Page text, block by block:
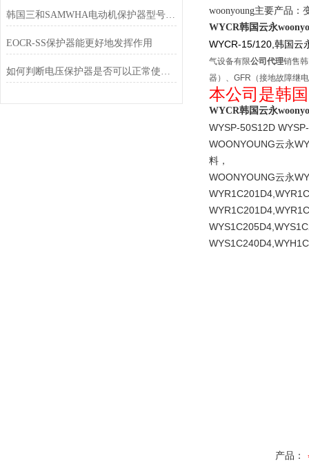
韩国三和SAMWHA电动机保护器型号大全
EOCR-SS保护器能更好地发挥作用
如何判断电压保护器是否可以正常使用？
woonyoung主要产品
WYCR韩国云永
WYCR-15/120,韩国云
气设备有限公司 代理销售
器）、GFR（接地故障继
本公司是韩
WYCR韩国云永
WYSP-50S12D
WOONYOUNG云永
料，
WOONYOUNG云永
产品：